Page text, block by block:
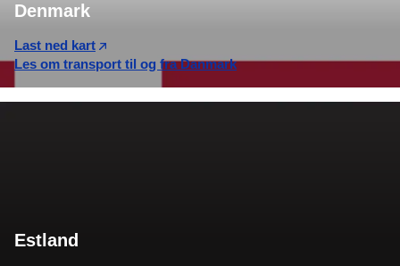
Denmark
Last ned kart
Les om transport til og fra Danmark
Estland